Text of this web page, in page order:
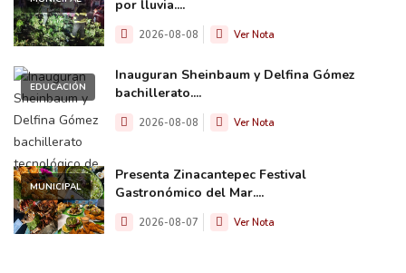
por lluvia....
2026-08-08 Ver Nota
EDUCACIÓN
Inauguran Sheinbaum y Delfina Gómez
bachillerato....
2026-08-08 Ver Nota
MUNICIPAL
Presenta Zinacantepec Festival
Gastronómico del Mar....
2026-08-07 Ver Nota